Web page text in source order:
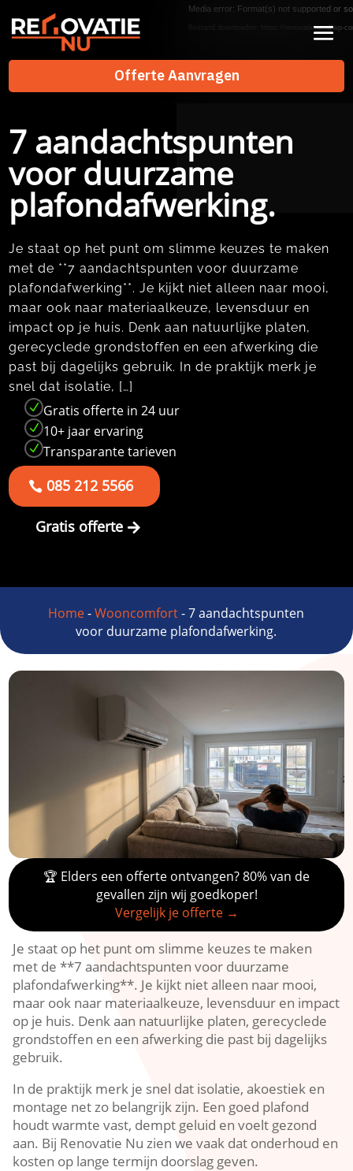
Offerte Aanvragen
Offerte Aanvragen
Media error: Format(s) not supported or
Bestand downloaden: https://renovatienu.nl/wp-
7 aandachtspunten
voor duurzame
plafondafwerking.
Je staat op het punt om slimme keuzes te maken
met de **7 aandachtspunten voor duurzame
plafondafwerking**.​ Je kijkt niet alleen naar mooi,
maar ook naar materiaalkeuze, levensduur en
impact op je huis.​ Denk aan natuurlijke platen,
gerecyclede grondstoffen en een afwerking die
past bij dagelijks gebruik.​ In de praktijk merk je
snel dat isolatie, […]
N Gratis offerte in 24 uur
N 10+ jaar ervaring
N Transparante tarieven
085 212 5566
Gratis offerte
Home-Wooncomfort-7 aandachtspunten
voor duurzame plafondafwerking.
🏆 Elders een offerte ontvangen? 80% van de
gevallen zijn wij goedkoper!
Vergelijk je offerte →
Je staat op het punt om slimme keuzes te maken
met de **7 aandachtspunten voor duurzame
plafondafwerking**.​ Je kijkt niet alleen naar mooi,
maar ook naar materiaalkeuze, levensduur en impact
op je huis.​ Denk aan natuurlijke platen, gerecyclede
grondstoffen en een afwerking die past bij dagelijks
gebruik.​
In de praktijk merk je snel dat isolatie, akoestiek en
montage net zo belangrijk zijn.​ Een goed plafond
houdt warmte vast, dempt geluid en voelt gezond
aan.​ Bij Renovatie Nu zien we vaak dat onderhoud en
kosten op lange termijn doorslag geven.​